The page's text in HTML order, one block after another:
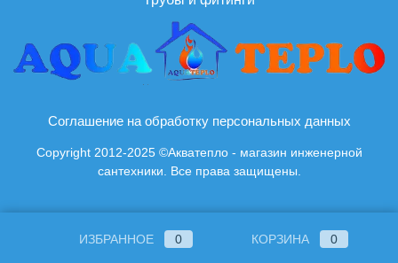
Соглашение на обработку персональных данных
Copyright 2012-2025 ©Акватепло - магазин инженерной
сантехники. Все права защищены.
ИЗБРАННОЕ 0 КОРЗИНА 0